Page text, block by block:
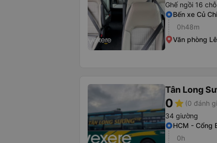
Ghế ngồi 16 chỗ
Bến xe Củ Chi
0h48m
Văn phòng
Tân Long
0star (0 đánh
34 giường
HCM - Cổng
0h